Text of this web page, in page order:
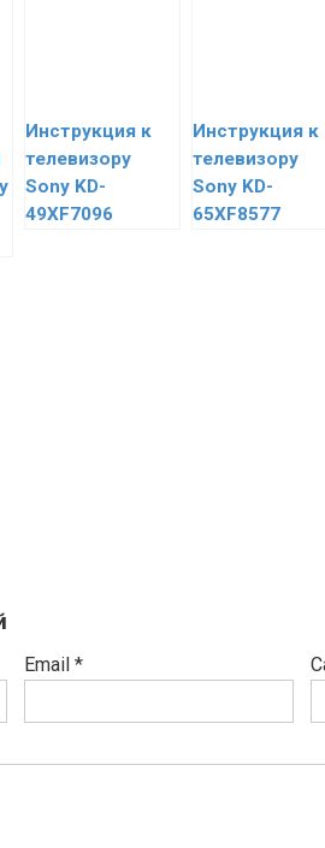
Инструкция к
телевизору
Sony KD-
49XF7096
Инструкция к
телевизору
Sony KD-
65XF8577
Email *